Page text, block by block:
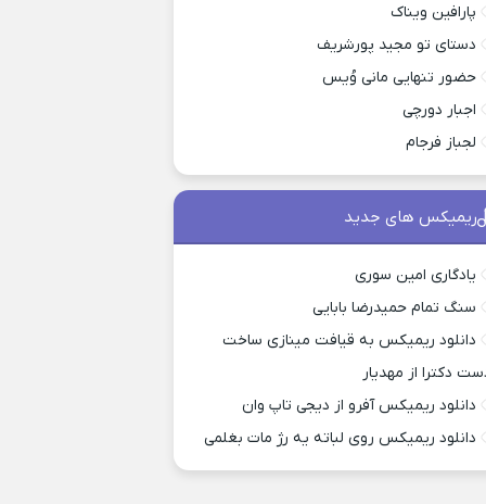
پارافین ویناک
دستای تو مجید پورشریف
حضور تنهایی مانی وُیس
اجبار دورچی
لجباز فرجام
ریمیکس های جدید
یادگاری امین سوری
سنگ تمام حمیدرضا بابایی
دانلود ریمیکس به قیافت مینازی ساخت
دکترا از مهدیار
دانلود ریمیکس آفرو از ديجی تاپ وان
دانلود ریمیکس روی لباته یه رژ مات بغلمی